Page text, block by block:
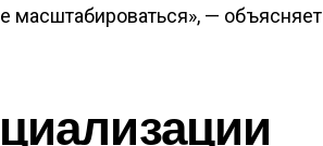
масштабироваться», — объясняет